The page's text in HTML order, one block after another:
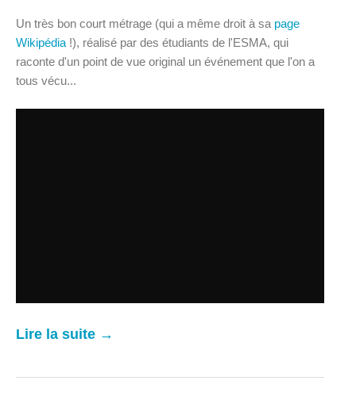
Un très bon court métrage (qui a même droit à sa page
Wikipédia !), réalisé par des étudiants de l'ESMA, qui
raconte d'un point de vue original un événement que l'on a
tous vécu...
Lire la suite →